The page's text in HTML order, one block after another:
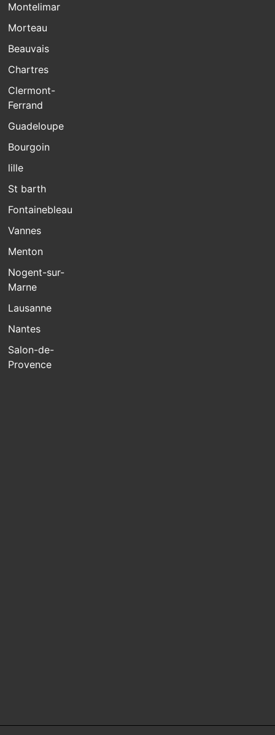
Montelimar
Morteau
Beauvais
Chartres
Clermont-
Ferrand
Guadeloupe
Bourgoin
lille
St barth
Fontainebleau
Vannes
Menton
Nogent-sur-
Marne
Lausanne
Nantes
Salon-de-
Provence